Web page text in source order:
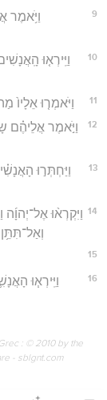
9
וַיֹּ֥אמֶר
10
וַיִּֽירְא֤וּ
11 וַיֹּאמְר֤וּ אֵלָיו֙
12
וַיֹּ֣אמֶר אֲלֵיהֶ֗ם
13
וַיַּחְתְּר֣וּ
14 וַיִּקְרְא֨וּ
15
16
וַיִּֽירְא֧וּ
: © 2010 by the
- sblgnt.com